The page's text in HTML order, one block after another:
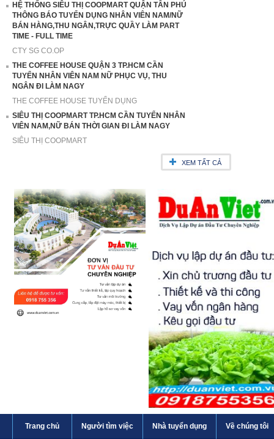
HỆ THỐNG SIÊU THỊ COOPMART QUẬN TÂN PHÚ
THÔNG BÁO TUYỂN DỤNG NHÂN VIÊN NAM/NỮ
BÁN HÀNG,THU NGÂN,TRỰC QUẦY LÀM PART
TIME - FULL TIME
CTY SG CO.OP
THE COFFEE HOUSE QUẬN 3 TP.HCM CẦN
TUYỂN NHÂN VIÊN NAM NỮ PHỤC VỤ, THU
NGÂN ĐI LÀM NAGY
THE COFFEE HOUSE TUYỂN DỤNG
SIÊU THỊ COOPMART TP.HCM CẦN TUYỂN NHÂN
VIÊN NAM,NỮ BÁN THỜI GIAN ĐI LÀM NAGY
SIÊU THỊ COOPMART
XEM TẤT CẢ
Trang chủ Người tìm việc Nhà tuyển dụng Về chúng tôi